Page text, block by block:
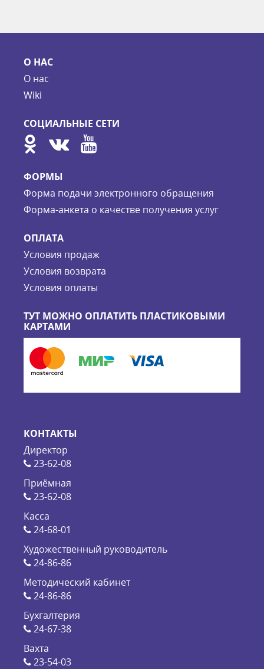
О НАС
О нас
Wiki
СОЦИАЛЬНЫЕ СЕТИ
ФОРМЫ
Форма подачи электронного обращения
Форма-анкета о качестве получения услуг
ОПЛАТА
Условия продаж
Условия возврата
Условия оплаты
ТУТ МОЖНО ОПЛАТИТЬ ПЛАСТИКОВЫМИ
КАРТАМИ
КОНТАКТЫ
Директор
23-62-08
Приёмная
23-62-08
Касса
24-68-01
Художественный руководитель
24-86-86
Методический кабинет
24-86-86
Бухгалтерия
24-67-38
Вахта
23-54-03